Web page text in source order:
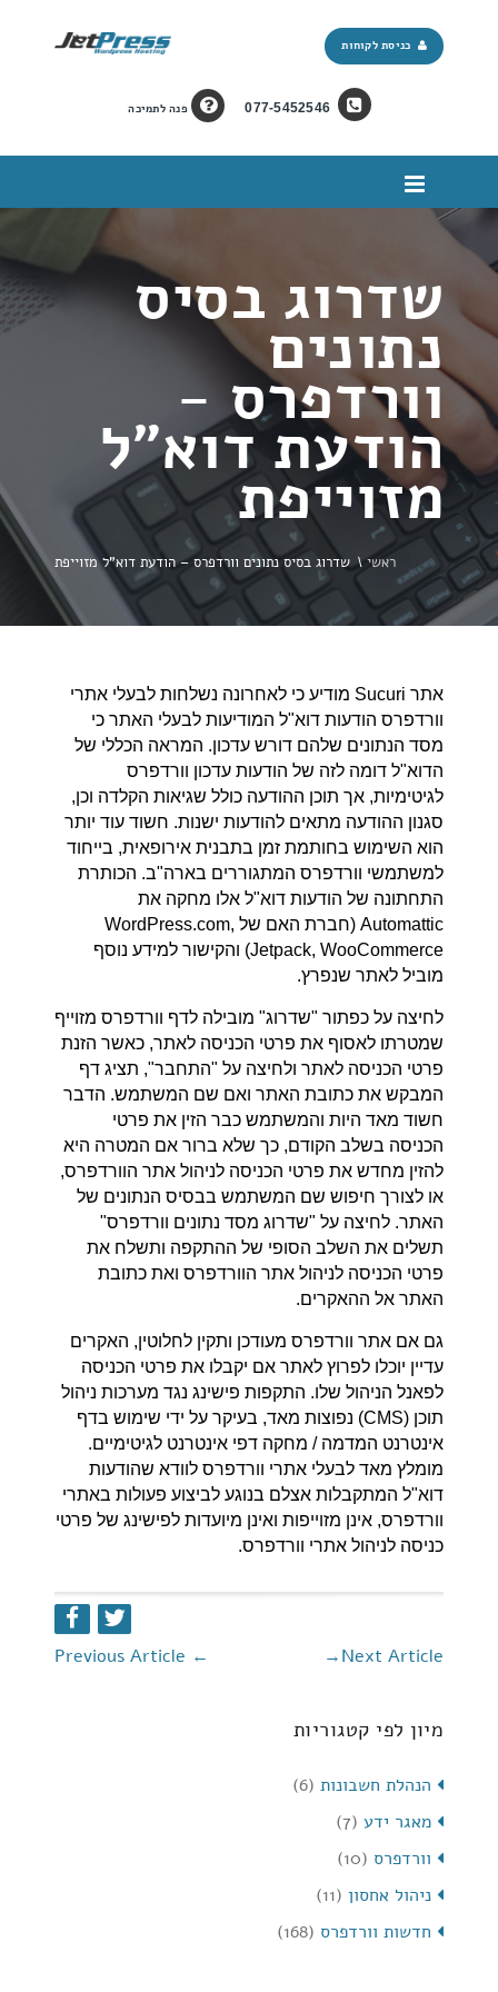
077-5452546 פנה לתמיכה
כניסת לקוחות
שדרוג בסיס
נתונים
וורדפרס -
הודעת דוא"ל
מזוייפת
ראשי \ שדרוג בסיס נתונים וורדפרס – הודעת דוא"ל מזוייפת
אתר Sucuri מודיע כי לאחרונה נשלחות לבעלי אתרי
וורדפרס הודעות דוא"ל המודיעות לבעלי האתר כי
מסד הנתונים שלהם דורש עדכון. המראה הכללי של
הדוא"ל דומה לזה של הודעות עדכון וורדפרס
לגיטימיות, אך תוכן ההודעה כולל שגיאות הקלדה וכן,
סגנון ההודעה מתאים להודעות ישנות. חשוד עוד יותר
הוא השימוש בחותמת זמן בתבנית אירופאית, בייחוד
למשתמשי וורדפרס המתגוררים בארה"ב. הכותרת
התחתונה של הודעות דוא"ל אלו מחקה את
Automattic (חברת האם של WordPress.com,
Jetpack, WooCommerce) והקישור למידע נוסף
מוביל לאתר שנפרץ.
לחיצה על כפתור "שדרוג" מובילה לדף וורדפרס מזוייף
שמטרתו לאסוף את פרטי הכניסה לאתר, כאשר הזנת
פרטי הכניסה לאתר ולחיצה על "התחבר", תציג דף
המבקש את כתובת האתר ואם שם המשתמש. הדבר
חשוד מאד היות והמשתמש כבר הזין את פרטי
הכניסה בשלב הקודם, כך שלא ברור אם המטרה היא
להזין מחדש את פרטי הכניסה לניהול אתר הוורדפרס,
או לצורך חיפוש שם המשתמש בבסיס הנתונים של
האתר. לחיצה על "שדרוג מסד נתונים וורדפרס"
תשלים את השלב הסופי של ההתקפה ותשלח את
פרטי הכניסה לניהול אתר הוורדפרס ואת כתובת
האתר אל ההאקרים.
גם אם אתר וורדפרס מעודכן ותקין לחלוטין, האקרים
עדיין יוכלו לפרוץ לאתר אם יקבלו את פרטי הכניסה
לפאנל הניהול שלו. התקפות פישינג נגד מערכות ניהול
תוכן (CMS) נפוצות מאד, בעיקר על ידי שימוש בדף
אינטרנט המדמה / מחקה דפי אינטרנט לגיטימיים.
מומלץ מאד לבעלי אתרי וורדפרס לוודא שהודעות
דוא"ל המתקבלות אצלם בנוגע לביצוע פעולות באתרי
וורדפרס, אינן מזוייפות ואינן מיועדות לפישינג של פרטי
כניסה לניהול אתרי וורדפרס.
← Next Article
→
מיון לפי קטגוריות
הנהלת חשבונות (6)
מאגר ידע (7)
וורדפרס (10)
ניהול אחסון (11)
חדשות וורדפרס (168)